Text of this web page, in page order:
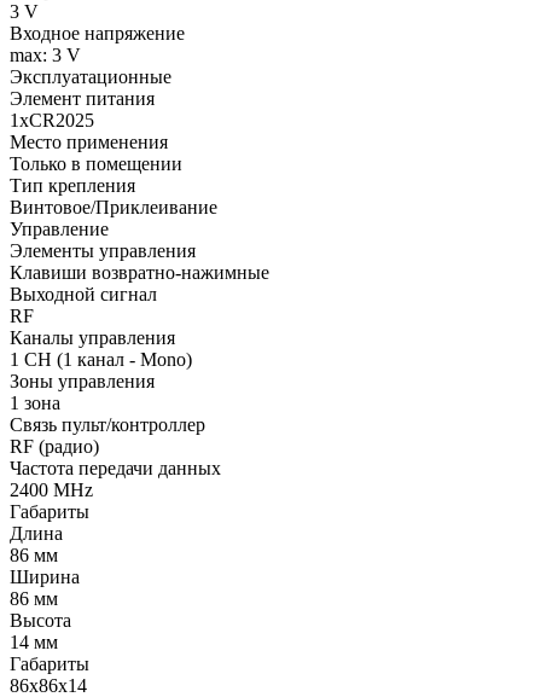
3 V
Входное напряжение
max: 3 V
Эксплуатационные
Элемент питания
1xCR2025
Место применения
Только в помещении
Тип крепления
Винтовое/Приклеивание
Управление
Элементы управления
Клавиши возвратно-нажимные
Выходной сигнал
RF
Каналы управления
1 CH (1 канал - Mono)
Зоны управления
1 зона
Связь пульт/контроллер
RF (радио)
Частота передачи данных
2400 MHz
Габариты
Длина
86 мм
Ширина
86 мм
Высота
14 мм
Габариты
86х86х14